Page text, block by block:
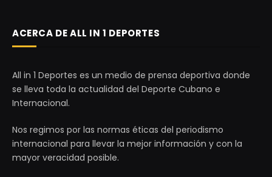
ACERCA DE ALL IN 1 DEPORTES
All in 1 Deportes es un medio de prensa deportiva donde
se lleva toda la actualidad del Deporte Cubano e
Internacional.
Nos regimos por las normas éticas del periodismo
internacional para llevar la mejor información y con la
mayor veracidad posible.